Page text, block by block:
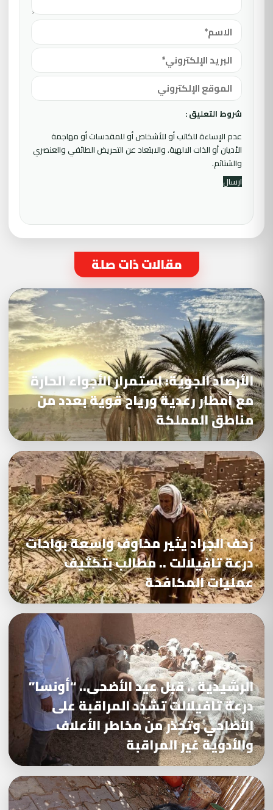
شروط التعليق :
عدم الإساءة للكاتب أو للأشخاص أو للمقدسات أو مهاجمة
الأديان أو الذات الالهية. والابتعاد عن التحريض الطائفي والعنصري
والشتائم.
مقالات ذات صلة
الأرصاد الجوية: استمرار الأجواء الحارة
مع أمطار رعدية ورياح قوية بعدد من
مناطق المملكة
زحف الجراد يثير مخاوف واسعة بواحات
درعة تافيلالت .. مطالب بتكثيف
عمليات المكافحة
الرشيدية .. قبل عيد الأضحى.. “أونسا”
درعة تافيلالت تشدد المراقبة على
الأضاحي وتحذر من مخاطر الأعلاف
والأدوية غير المراقبة